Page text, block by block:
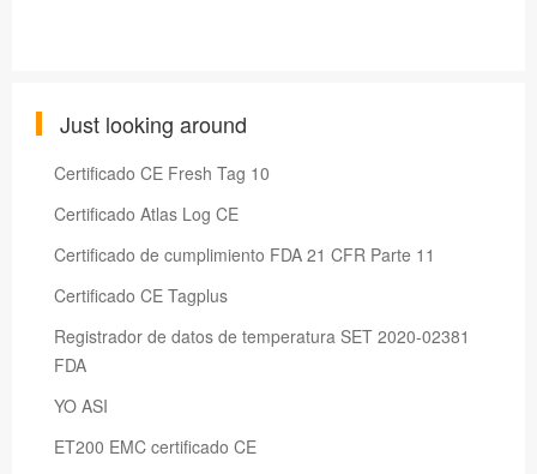
Just looking around
Certificado CE Fresh Tag 10
Certificado Atlas Log CE
Certificado de cumplimiento FDA 21 CFR Parte 11
Certificado CE Tagplus
Registrador de datos de temperatura SET 2020-02381
FDA
YO ASI
ET200 EMC certificado CE